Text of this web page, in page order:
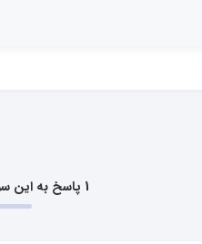
1 پاسخ به این سوال داده شده